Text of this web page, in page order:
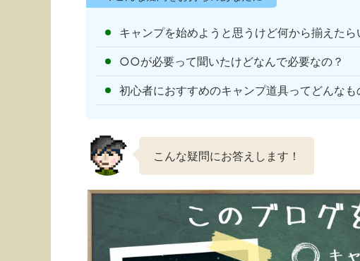
キャンプを始めようと思うけど何から揃えたら
○○が必要って聞いたけどなんで必要なの？
初心者におすすめのキャンプ道具ってどんなも
こんな疑問にお答えします！